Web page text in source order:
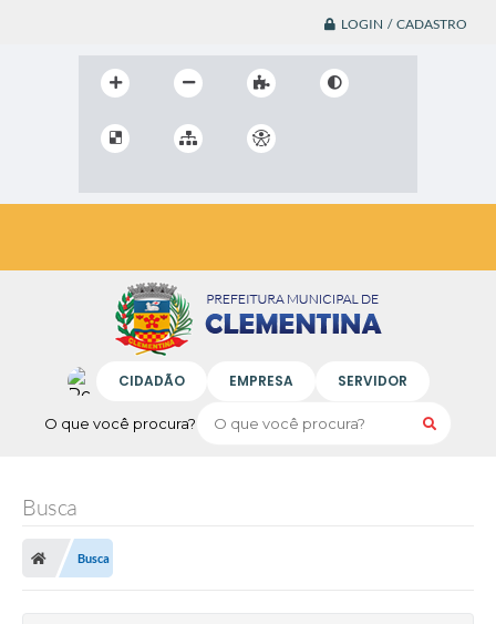
LOGIN / CADASTRO
O que você procura?
CIDADÃO EMPRESA SERVIDOR
Busca
Busca